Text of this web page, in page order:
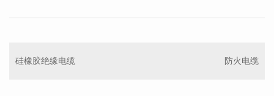
硅橡胶绝缘电缆 防火电缆